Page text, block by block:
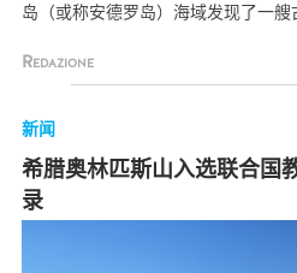
岛（或称安德罗岛）海域发现了一
Redazione
新闻
希腊奥林匹斯山入选联合国
录